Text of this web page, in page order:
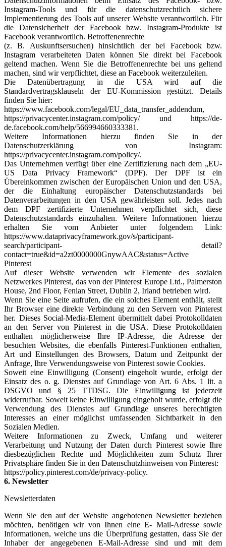
Instagram-Tools und für die datenschutzrechtlich sichere
Implementierung des Tools auf unserer Website verantwortlich. Für
die Datensicherheit der Facebook bzw. Instagram-Produkte ist
Facebook verantwortlich. Betroffenenrechte
(z. B. Auskunftsersuchen) hinsichtlich der bei Facebook bzw.
Instagram verarbeiteten Daten können Sie direkt bei Facebook
geltend machen. Wenn Sie die Betroffenenrechte bei uns geltend
machen, sind wir verpflichtet, diese an Facebook weiterzuleiten.
Die Datenübertragung in die USA wird auf die
Standardvertragsklauseln der EU-Kommission gestützt. Details
finden Sie hier:
https://www.facebook.com/legal/EU_data_transfer_addendum,
https://privacycenter.instagram.com/policy/ und https://de-
de.facebook.com/help/566994660333381.
Weitere Informationen hierzu finden Sie in der
Datenschutzerklärung von Instagram:
https://privacycenter.instagram.com/policy/.
Das Unternehmen verfügt über eine Zertifizierung nach dem „EU-
US Data Privacy Framework“ (DPF). Der DPF ist ein
Übereinkommen zwischen der Europäischen Union und den USA,
der die Einhaltung europäischer Datenschutzstandards bei
Datenverarbeitungen in den USA gewährleisten soll. Jedes nach
dem DPF zertifizierte Unternehmen verpflichtet sich, diese
Datenschutzstandards einzuhalten. Weitere Informationen hierzu
erhalten Sie vom Anbieter unter folgendem Link:
https://www.dataprivacyframework.gov/s/participant-
search/participant- detail?
contact=true&id=a2zt0000000GnywAAC&status=Active
Pinterest
Auf dieser Website verwenden wir Elemente des sozialen
Netzwerkes Pinterest, das von der Pinterest Europe Ltd., Palmerston
House, 2nd Floor, Fenian Street, Dublin 2, Irland betrieben wird.
Wenn Sie eine Seite aufrufen, die ein solches Element enthält, stellt
Ihr Browser eine direkte Verbindung zu den Servern von Pinterest
her. Dieses Social-Media-Element übermittelt dabei Protokolldaten
an den Server von Pinterest in die USA. Diese Protokolldaten
enthalten möglicherweise Ihre IP-Adresse, die Adresse der
besuchten Websites, die ebenfalls Pinterest-Funktionen enthalten,
Art und Einstellungen des Browsers, Datum und Zeitpunkt der
Anfrage, Ihre Verwendungsweise von Pinterest sowie Cookies.
Soweit eine Einwilligung (Consent) eingeholt wurde, erfolgt der
Einsatz des o. g. Dienstes auf Grundlage von Art. 6 Abs. 1 lit. a
DSGVO und § 25 TTDSG. Die Einwilligung ist jederzeit
widerrufbar. Soweit keine Einwilligung eingeholt wurde, erfolgt die
Verwendung des Dienstes auf Grundlage unseres berechtigten
Interesses an einer möglichst umfassenden Sichtbarkeit in den
Sozialen Medien.
Weitere Informationen zu Zweck, Umfang und weiterer
Verarbeitung und Nutzung der Daten durch Pinterest sowie Ihre
diesbezüglichen Rechte und Möglichkeiten zum Schutz Ihrer
Privatsphäre finden Sie in den Datenschutzhinweisen von Pinterest:
https://policy.pinterest.com/de/privacy-policy.
6. Newsletter
Newsletterdaten
Wenn Sie den auf der Website angebotenen Newsletter beziehen
möchten, benötigen wir von Ihnen eine E- Mail-Adresse sowie
Informationen, welche uns die Überprüfung gestatten, dass Sie der
Inhaber der angegebenen E-Mail-Adresse sind und mit dem